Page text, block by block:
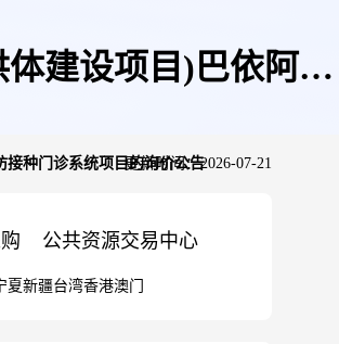
建设项目)巴依阿瓦
接种门诊系统项目的询价公告
更新时间：2026-07-21
公共资源交易中心
夏新疆台湾香港澳门